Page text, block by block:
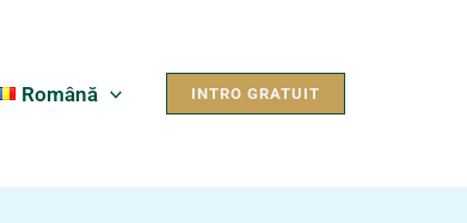
Română INTRO GRATUIT